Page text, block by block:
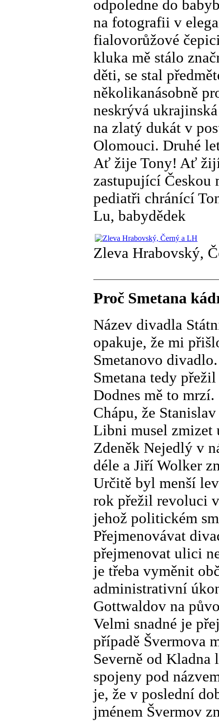
odpoledne do
na fotografii v
fialovorůžové
kluka mě stálo
děti, se stal
několikanásobně
neskrývá
na zlatý dukát v
Olomouci. Druhé
Ať žije Tony! Ať
zastupující
pediatři chránící
Lu, babydědek
Zleva Hrabovský,
Proč Smetana
Název divadla
opakuje, že mi
Smetanovo
Smetana tedy
Dodnes mě to mrzí.
Chápu, že
Libni musel zmizet
Zdeněk Nejedlý v
déle a Jiří Wolker
Určitě byl menší
rok přežil revoluci
jehož politickém
Přejmenovávat
přejmenovat ulici
je třeba vyměnit
administrativní
Gottwaldov na
Velmi snadné je
případě Švermova
Severně od
spojeny pod
je, že v poslední
jménem Švermov